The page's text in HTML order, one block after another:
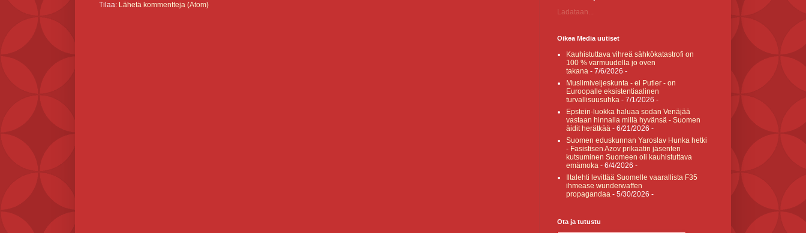
Tilaa: Lähetä kommentteja (Atom)
Ladataan...
Oikea Media uutiset
Kauhistuttava vihreä sähkökatastrofi on
100 % varmuudella jo oven
takana - 7/6/2026 -
Muslimiveljeskunta - ei Putler - on
Euroopalle eksistentiaalinen
turvallisuusuhka - 7/1/2026 -
Epstein-luokka haluaa sodan Venäjää
vastaan hinnalla millä hyvänsä - Suomen
äidit herätkää - 6/21/2026 -
Suomen eduskunnan Yaroslav Hunka hetki
- Fasistisen Azov prikaatin jäsenten
kutsuminen Suomeen oli kauhistuttava
emämoka - 6/4/2026 -
Iltalehti levittää Suomelle vaarallista F35
ihmease wunderwaffen
propagandaa - 5/30/2026 -
Ota ja tutustu